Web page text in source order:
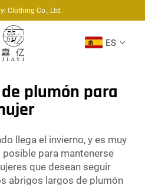
Clothing Co., Ltd.
ES
plumón para
llega el invierno, y es muy
para mantenerse
que desean seguir
abrigos largos de plumón